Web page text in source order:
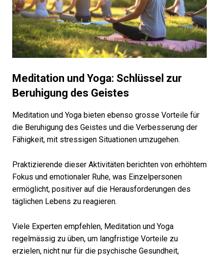
Meditation und Yoga: Schlüssel zur
Beruhigung des Geistes
Meditation und Yoga bieten ebenso grosse Vorteile für
die Beruhigung des Geistes und die Verbesserung der
Fähigkeit, mit stressigen Situationen umzugehen.
Praktizierende dieser Aktivitäten berichten von erhöhtem
Fokus und emotionaler Ruhe, was Einzelpersonen
ermöglicht, positiver auf die Herausforderungen des
täglichen Lebens zu reagieren.
Viele Experten empfehlen, Meditation und Yoga
regelmässig zu üben, um langfristige Vorteile zu
erzielen, nicht nur für die psychische Gesundheit,